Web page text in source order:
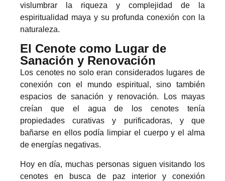
vislumbrar la riqueza y complejidad de la
espiritualidad maya y su profunda conexión con la
naturaleza.
El Cenote como Lugar de
Sanación y Renovación
Los cenotes no solo eran considerados lugares de
conexión con el mundo espiritual, sino también
espacios de sanación y renovación. Los mayas
creían que el agua de los cenotes tenía
propiedades curativas y purificadoras, y que
bañarse en ellos podía limpiar el cuerpo y el alma
de energías negativas.
Hoy en día, muchas personas siguen visitando los
cenotes en busca de paz interior y conexión